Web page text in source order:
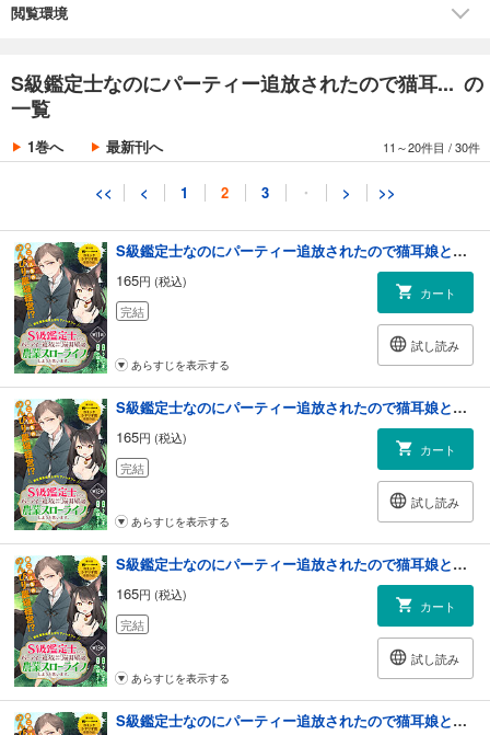
閲覧環境
S級鑑定士なのにパーティー追放されたので猫耳... の
一覧
1巻へ 最新刊へ 11～20件目 /30件
<< < 1 2 3 ・ > >>
S級鑑定士なのにパーティー追放されたので猫耳娘と農業スローライフしようと思います。（単話版）第10話
完結
S級鑑定士なのにパーティー追放されたので猫耳娘と農業スローライフしようと思います。（単話版）第11話
165円 (税込)
完結
カート
試し読み
あらすじを表示する
S級鑑定士なのにパーティー追放されたので猫耳娘と農業スローライフしようと思います。（単話版）第12話
165円 (税込)
完結
カート
試し読み
あらすじを表示する
S級鑑定士なのにパーティー追放されたので猫耳娘と農業スローライフしようと思います。（単話版）第13話
165円 (税込)
完結
カート
試し読み
あらすじを表示する
S級鑑定士なのにパーティー追放されたので猫耳娘と農業スローライフしようと思います。（単話版）第14話